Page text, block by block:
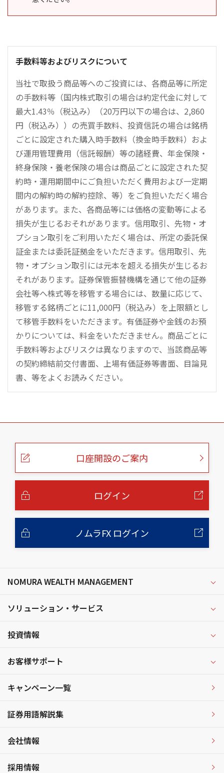
手数料等およびリスクについて
当社で取扱う商品等へのご投資には、各商品等に所定
の手数料等（国内株式取引の場合は約定代金に対して
最大1.43％（税込み）（20万円以下の場合は、2,860
円（税込み））の売買手数料、投資信託の場合は銘柄
ごとに設定された購入時手数料（換金時手数料）およ
び運用管理費用（信託報酬）等の諸経費、年金保険・
終身保険・養老保険の場合は商品ごとに設定された契
約時・運用期間中にご負担いただく費用および一定期
間内の解約時の解約控除、等）をご負担いただく場合
があります。また、各商品等には価格の変動等による
損失が生じるおそれがあります。信用取引、先物・オ
プション取引をご利用いただく場合は、所定の委託保
証金または委託証拠金をいただきます。信用取引、先
物・オプション取引には元本を超える損失が生じるお
それがあります。証券保管振替機構を通じて他の証券
会社等へ株式等を移管する場合には、数量に応じて、
移管する銘柄ごとに11,000円（税込み）を上限額とし
て移管手数料をいただきます。有価証券や金銭のお預
かりについては、料金をいただきません。商品ごとに
手数料等およびリスクは異なりますので、当該商品等
の契約締結前交付書面、上場有価証券等書面、目論見
書、等をよくお読みください。
こ
口座開設のご案内
ログイン
ノムラFX ログイン
NOMURA WEALTH MANAGEMENT
ソリューション・サービス
投資情報
お客様サポート
キャンペーン一覧
証券用語解説集
会社情報
採用情報